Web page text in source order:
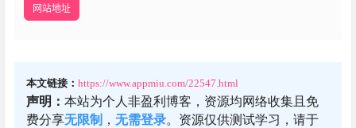
网站地址
本文链接： https://www.appmiu.com/22547.html
声明： 本站为个人非盈利博客，资源均网络收集且免
费分享无限制 ， 无需登录。资源仅供测试学习，请于